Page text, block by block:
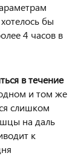
бы
4 часов в
в течение
и том же
слишком
на даль
к